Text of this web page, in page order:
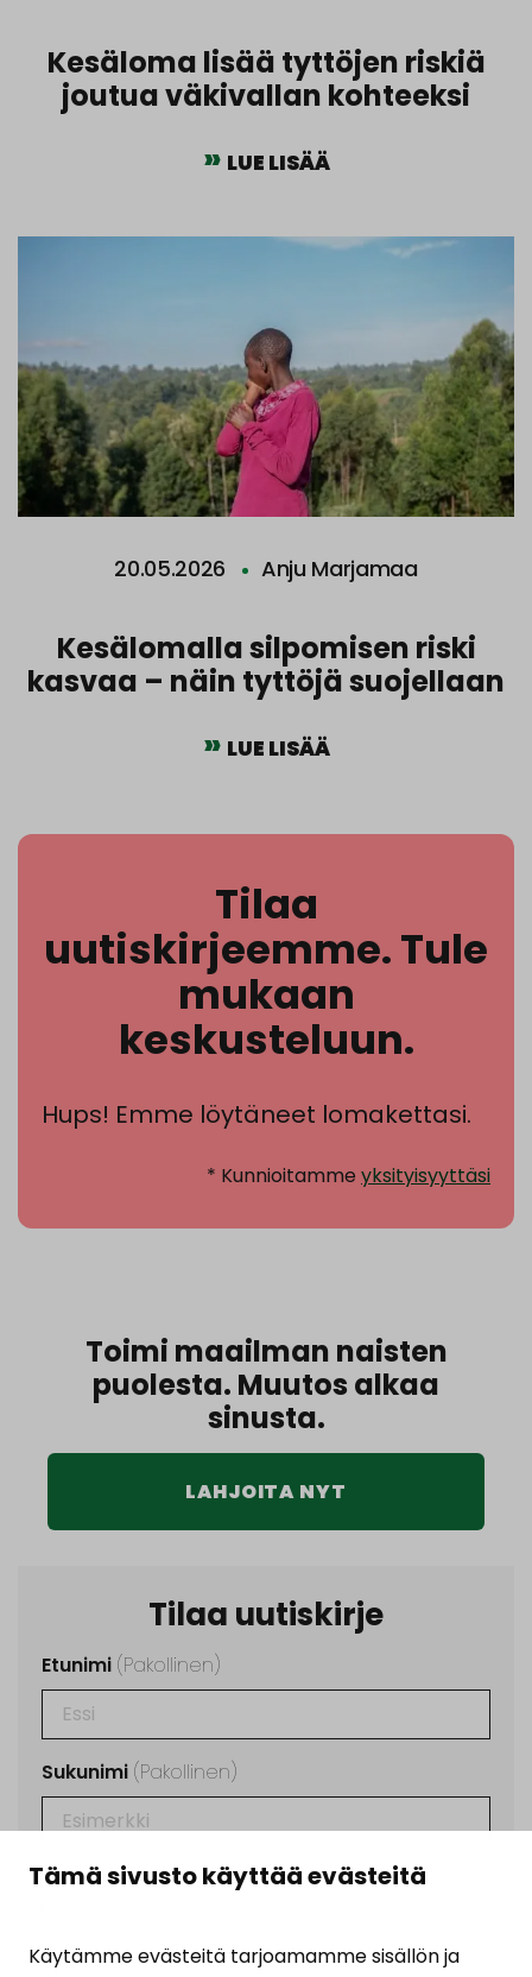
Tämä sivusto käyttää evästeitä
Käytämme evästeitä tarjoamamme sisällön ja
Kesäloma lisää tyttöjen riskiä
joutua väkivallan kohteeksi
LUE LISÄÄ
20.05.2026 Anju Marjamaa
Kesälomalla silpomisen riski
kasvaa – näin tyttöjä suojellaan
LUE LISÄÄ
Tilaa
uutiskirjeemme. Tule
mukaan
keskusteluun.
Hups! Emme löytäneet lomakettasi.
* Kunnioitamme yksityisyyttäsi
Toimi maailman naisten
puolesta. Muutos alkaa
sinusta.
LAHJOITA NYT
Tilaa uutiskirje
Etunimi (Pakollinen)
Sukunimi (Pakollinen)
Sähköposti (Pakollinen)